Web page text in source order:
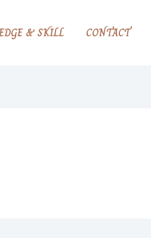
& SKILL CONTACT